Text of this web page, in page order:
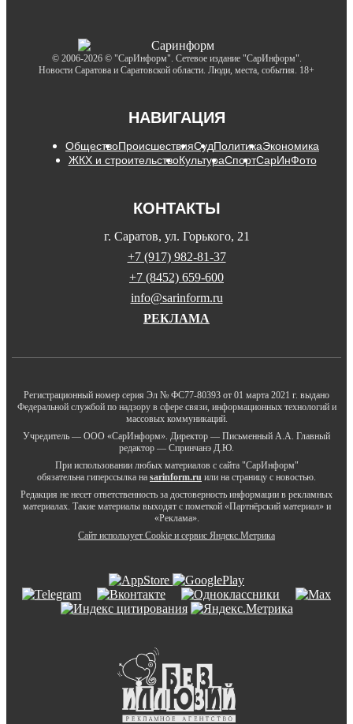
© 2006-2026 © "СарИнформ". Сетевое издание "СарИнформ".
Новости Саратова и Саратовской области. Люди, места, события. 18+
НАВИГАЦИЯ
ОбществоПроисшествияСудПолитикаЭкономика
ЖКХ и строительствоКультураСпортСарИнФото
КОНТАКТЫ
г. Саратов, ул. Горького, 21
+7 (917) 982-81-37
+7 (8452) 659-600
info@sarinform.ru
РЕКЛАМА
Регистрационный номер серия Эл № ФС77-80393 от 01 марта 2021 г. выдано
Федеральной службой по надзору в сфере связи, информационных технологий и
массовых коммуникаций.
Учредитель — ООО «СарИнформ». Директор — Письменный А.А. Главный
редактор — Спринчанэ Д.Ю.
При использовании любых материалов с сайта "СарИнформ"
обязательна гиперссылка на sarinform.ru или на страницу с новостью.
Редакция не несет ответственность за достоверность информации в рекламных
материалах. Такие материалы выходят с пометкой «Партнёрский материал» и
«Реклама».
Сайт использует Cookie и сервиc Яндекс.Метрика